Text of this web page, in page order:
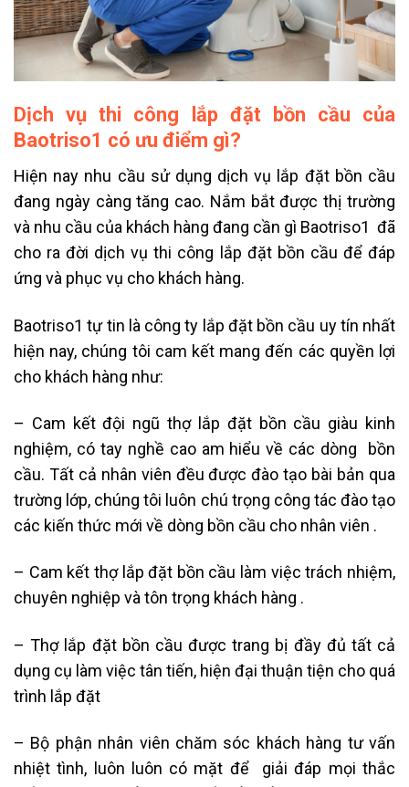
Dịch vụ thi công lắp đặt bồn cầu của
Baotriso1 có ưu điểm gì?
Hiện nay nhu cầu sử dụng dịch vụ lắp đặt bồn cầu
đang ngày càng tăng cao. Nắm bắt được thị trường
và nhu cầu của khách hàng đang cần gì Baotriso1 đã
cho ra đời dịch vụ thi công lắp đặt bồn cầu để đáp
ứng và phục vụ cho khách hàng.
Baotriso1 tự tin là công ty lắp đặt bồn cầu uy tín nhất
hiện nay, chúng tôi cam kết mang đến các quyền lợi
cho khách hàng như:
– Cam kết đội ngũ thợ lắp đặt bồn cầu giàu kinh
nghiệm, có tay nghề cao am hiểu về các dòng bồn
cầu. Tất cả nhân viên đều được đào tạo bài bản qua
trường lớp, chúng tôi luôn chú trọng công tác đào tạo
các kiến thức mới về dòng bồn cầu cho nhân viên .
– Cam kết thợ lắp đặt bồn cầu làm việc trách nhiệm,
chuyên nghiệp và tôn trọng khách hàng .
– Thợ lắp đặt bồn cầu được trang bị đầy đủ tất cả
dụng cụ làm việc tân tiến, hiện đại thuận tiện cho quá
trình lắp đặt
– Bộ phận nhân viên chăm sóc khách hàng tư vấn
nhiệt tình, luôn luôn có mặt để giải đáp mọi thắc